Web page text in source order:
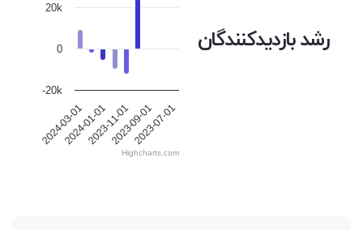
رشد بازدیدکنندگان
2024-03-01
2024-01-012023-11-012023-09-012023-07-01
-20k
0
20k
Highcharts.com